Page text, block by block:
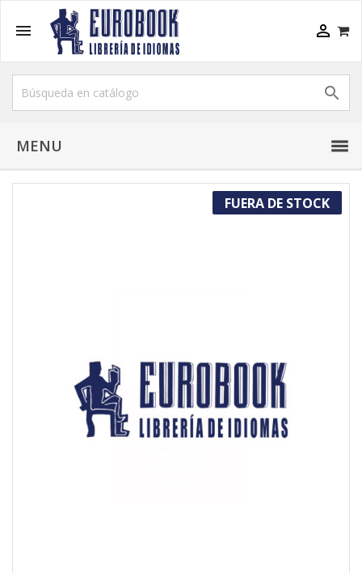
 

MENU
FUERA DE STOCK